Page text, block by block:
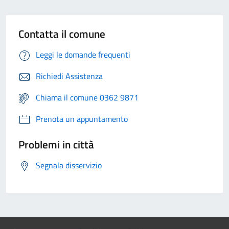
Contatta il comune
Leggi le domande frequenti
Richiedi Assistenza
Chiama il comune 0362 9871
Prenota un appuntamento
Problemi in città
Segnala disservizio